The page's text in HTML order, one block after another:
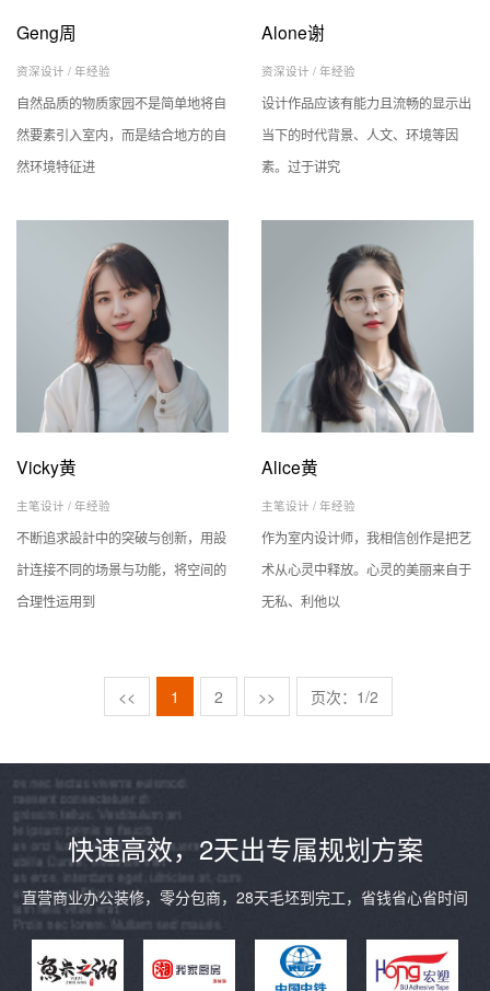
Geng周
资深设计 / 年经验
自然品质的物质家园不是简单地将自
然要素引入室内，而是结合地方的自
然环境特征进
Alone谢
资深设计 / 年经验
设计作品应该有能力且流畅的显示出
当下的时代背景、人文、环境等因
素。过于讲究
Vicky黄
主笔设计 / 年经验
不断追求設計中的突破与创新，用設
計连接不同的场景与功能，将空间的
合理性运用到
Alice黄
主笔设计 / 年经验
作为室内设计师，我相信创作是把艺
术从心灵中释放。心灵的美丽来自于
无私、利他以
<< 1 2 >> 页次：1/2
快速高效，2天出专属规划方案
直营商业办公装修，零分包商，28天毛坯到完工，省钱省心省时间